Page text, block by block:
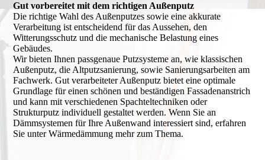
Gut vorbereitet mit dem richtigen Außenputz
Die richtige Wahl des Außenputzes sowie eine akkurate
Verarbeitung ist entscheidend für das Aussehen, den
Witterungsschutz und die mechanische Belastung eines
Gebäudes.
Wir bieten Ihnen passgenaue Putzsysteme an, wie klassischen
Außenputz, die Altputzsanierung, sowie Sanierungsarbeiten am
Fachwerk. Gut verarbeiteter Außenputz bietet eine optimale
Grundlage für einen schönen und beständigen Fassadenanstrich
und kann mit verschiedenen Spachteltechniken oder
Strukturputz individuell gestaltet werden. Wenn Sie an
Dämmsystemen für Ihre Außenwand interessiert sind, erfahren
Sie unter Wärmedämmung mehr zum Thema.